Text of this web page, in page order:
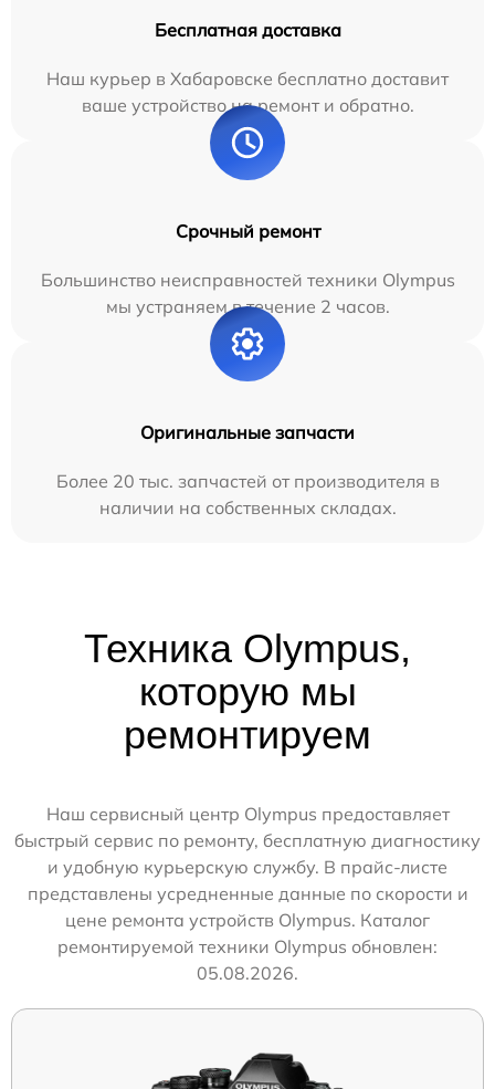
Бесплатная доставка
Наш курьер в Хабаровске бесплатно доставит
ваше устройство на ремонт и обратно.
Срочный ремонт
Большинство неисправностей техники Olympus
мы устраняем в течение 2 часов.
Оригинальные запчасти
Более 20 тыс. запчастей от производителя в
наличии на собственных складах.
Техника Olympus,
которую мы
ремонтируем
Наш сервисный центр Olympus предоставляет
быстрый сервис по ремонту, бесплатную диагностику
и удобную курьерскую службу. В прайс-листе
представлены усредненные данные по скорости и
цене ремонта устройств Olympus. Каталог
ремонтируемой техники Olympus обновлен:
05.08.2026.